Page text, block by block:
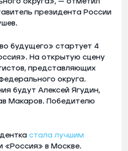
президента России
будущего» стартует 4
На открытую сцену
представляющих
округа.
будут Алексей Ягудин,
Макаров. Победителю
стала лучшим
«Россия» в Москве.